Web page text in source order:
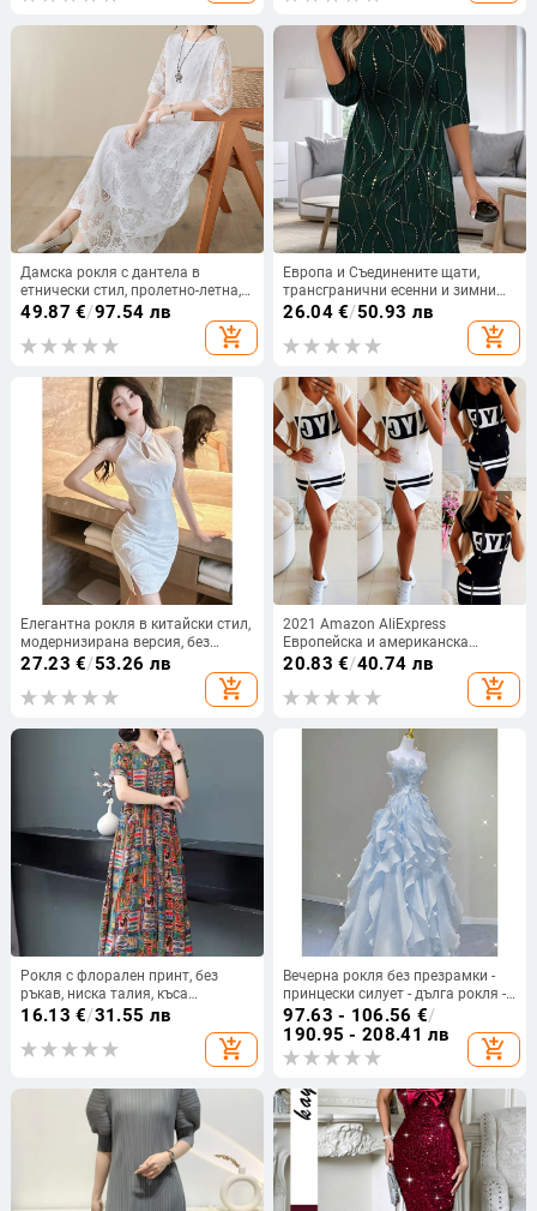
Дамска рокля с дантела в
етнически стил, пролетно-летна,
широка винтидж рокля, дълга
рокля за морска почивка, с А-
силует и фея
49.87 €/97.54 лв
add_shopping_cart
Европа и Съединените щати,
трансгранични есенни и зимни
нови независими станции на
Amazon, модни темпераментни
рокли с V-образно деколте и
26.04€/50.93 лв
add_shopping_cart
Елегантна рокля в китайски стил,
модернизирана версия, без
ръкави, открити рамене, къса и
27.23 €/53.26 лв
add_shopping_cart
2021 Amazon AliExpress
Европейска и американска
дамска модна рокля с къс ръкав,
качулка, щампован с букви и
цепка
20.83 €/40.74 лв
add_shopping_cart
Рокля с флорален принт, без
ръкав, ниска талия, къса
дължина, смес памук-полиестер
16.13 €/31.55 лв
add_shopping_cart
Вечерна рокля без презрамки -
принцески силует - дълга рокля -
средна талия - полиестър
97.63 - 106.56 €/
190.95 - 208.41 лв
add_shopping_cart